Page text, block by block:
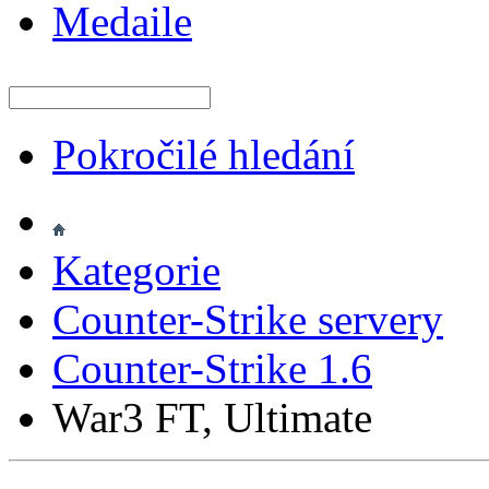
Medaile
Pokročilé hledání
Kategorie
Counter-Strike servery
Counter-Strike 1.6
War3 FT, Ultimate